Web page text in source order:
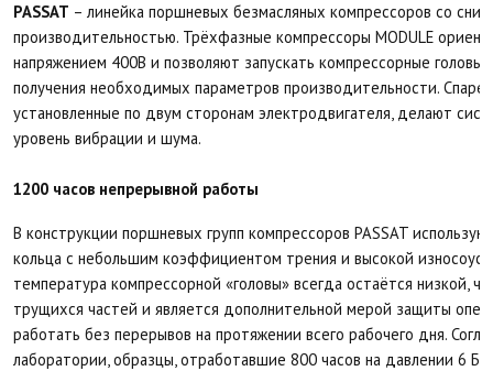
PASSAT – линейка поршневых безмасляных компрессоров со
производительностью. Трёхфазные компрессоры MODULE
напряжением 400В и позволяют запускать компрессорные головы
получения необходимых параметров производительности.
установленные по двум сторонам электродвигателя, делают
уровень вибрации и шума.
1200 часов непрерывной работы
В конструкции поршневых групп компрессоров PASSAT
кольца с небольшим коэффициентом трения и высокой
температура компрессорной «головы» всегда остаётся низкой,
трущихся частей и является дополнительной мерой защиты
работать без перерывов на протяжении всего рабочего дня.
лаборатории, образцы, отработавшие 800 часов на давлении 6